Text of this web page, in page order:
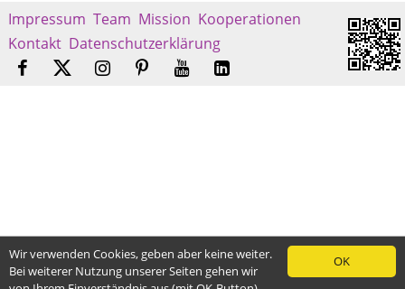
Impressum Team Mission Kooperationen
Kontakt Datenschutzerklärung
OK
Wir verwenden Cookies, geben aber keine weiter.
Bei weiterer Nutzung unserer Seiten gehen wir